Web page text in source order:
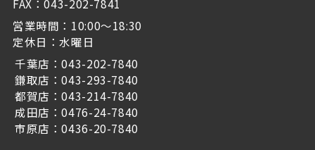
FAX：043-202-7841
営業時間：10:00～18:30
定休日：水曜日
千葉店：043-202-7840
鎌取店：043-293-7840
都賀店：043-214-7840
成田店：0476-24-7840
市原店：0436-20-7840